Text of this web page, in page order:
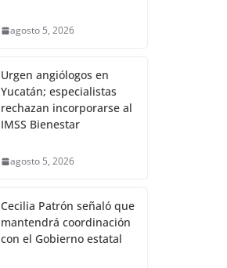
agosto 5, 2026
Urgen angiólogos en
Yucatán; especialistas
rechazan incorporarse al
IMSS Bienestar
agosto 5, 2026
Cecilia Patrón señaló que
mantendrá coordinación
con el Gobierno estatal